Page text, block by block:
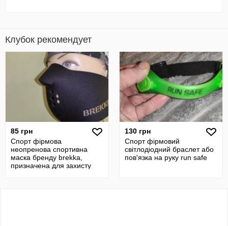
Клубок рекомендует
85 грн
Спорт фірмова
неопренова спортивна
маска бренду brekka,
призначена для захисту
130 грн
Спорт фірмовий
світлодіодний браслет або
пов'язка на руку run safe